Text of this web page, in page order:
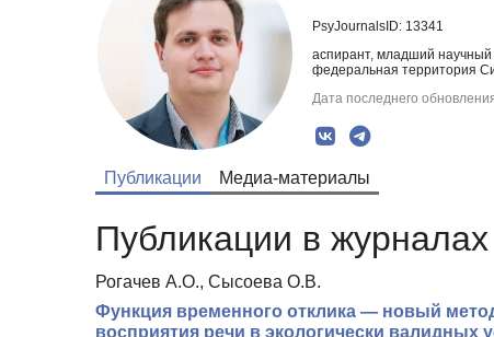
PsyJournalsID: 13341
аспирант, младший научный
федеральная территория
Дата последнего
Публикации Медиа-материалы
Публикации в
Рогачев А.О., Сысоева О.В.
Функция временного отклика — новый
восприятия речи в экологически валидных